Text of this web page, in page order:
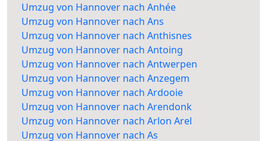
Umzug von Hannover nach Anhée
Umzug von Hannover nach Ans
Umzug von Hannover nach Anthisnes
Umzug von Hannover nach Antoing
Umzug von Hannover nach Antwerpen
Umzug von Hannover nach Anzegem
Umzug von Hannover nach Ardooie
Umzug von Hannover nach Arendonk
Umzug von Hannover nach Arlon Arel
Umzug von Hannover nach As